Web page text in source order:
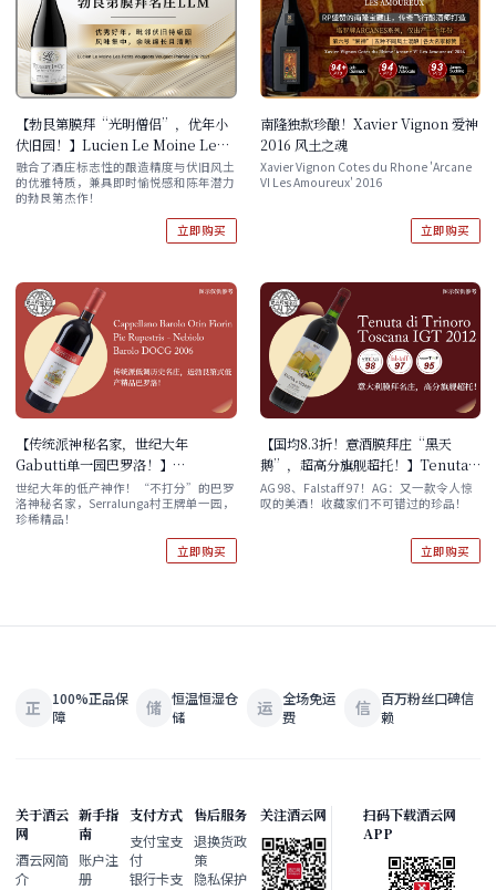
【勃艮第膜拜“光明僧侣”，优年小
伏旧园！】Lucien Le Moine Les
Petits Vougeots Vougeot
Premier Cru 2021
融合了酒庄标志性的酿造精度与伏旧风土
的优雅特质，兼具即时愉悦感和陈年潜力
的勃艮第杰作！
立即购买
南隆独款珍酿！Xavier Vignon 爱神
2016 风土之魂
Xavier Vignon Cotes du Rhone 'Arcane
VI Les Amoureux' 2016
立即购买
【传统派神秘名家，世纪大年
Gabutti单一园巴罗洛！】
Cappellano Barolo Otin Fiorin
Pie Rupestris Barolo DOCG
2006 持平国均 现货
世纪大年的低产神作！“不打分”的巴罗
洛神秘名家，Serralunga村王牌单一园，
珍稀精品！
立即购买
【国均8.3折！意酒膜拜庄“黑天
鹅”，超高分旗舰超托！】Tenuta
di Trinoro Toscana IGT 2012 现
货
AG 98、Falstaff 97！AG：又一款令人惊
叹的美酒！收藏家们不可错过的珍品！
立即购买
正
100%正品保
障
储 恒温恒湿仓
储
运 全场免运
费
信 百万粉丝口碑信
赖
关于酒云
网
酒云网简
介
新手指
南
账户注
册
支付方式
支付宝支
付
银行卡支
售后服务
退换货政
策
隐私保护
关注酒云网
扫码下载酒云网
APP